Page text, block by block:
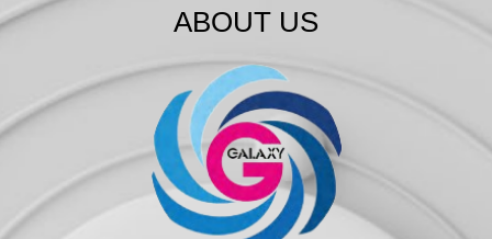
ABOUT US